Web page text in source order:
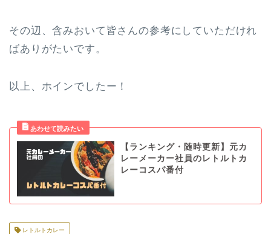
その辺、含みおいて皆さんの参考にしていただけれ
ばありがたいです。
以上、ホインでしたー！
【ランキング・随時更新】元カ
レーメーカー社員のレトルトカ
レーコスパ番付
レトルトカレー